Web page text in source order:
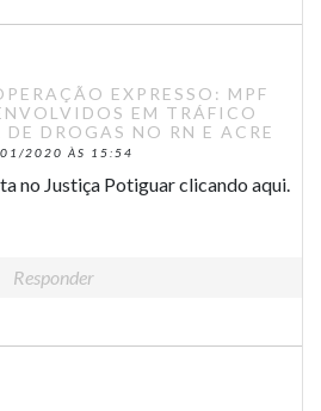
EXPRESSO: MPF
EM TRÁFICO
DROGAS NO RN E ACRE
2020 ÀS 15:54
no Justiça Potiguar clicando aqui.
Responder